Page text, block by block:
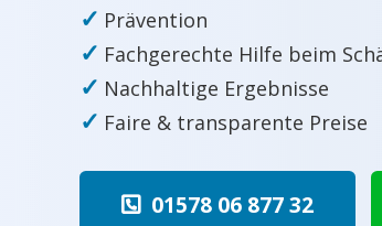
✓ Prävention
✓ Fachgerechte Hilfe beim
✓ Nachhaltige Ergebnisse
✓ Faire & transparente Preise
01578 06 877 32